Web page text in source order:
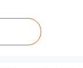
度提高1.7
实现营业